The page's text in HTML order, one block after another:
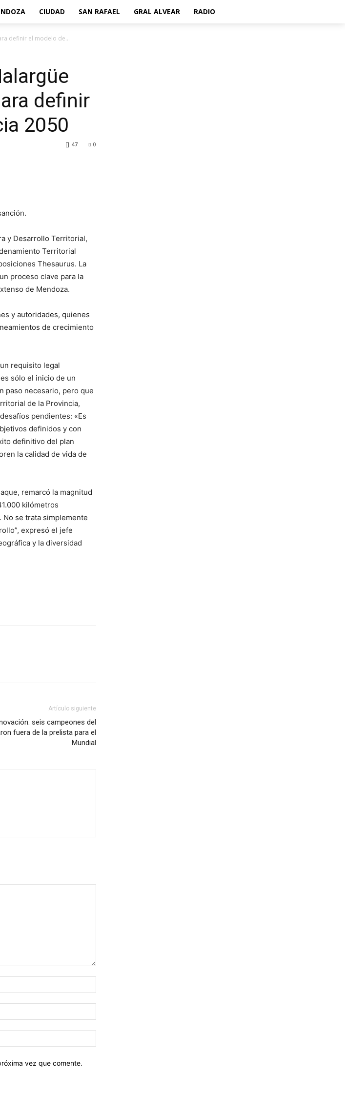
CIUDAD SAN RAFAEL GRAL ALVEAR RADIO
definir el modelo de...
definir
2050
0
47
y Desarrollo Territorial,
Territorial
Thesaurus. La
proceso clave para la
de Mendoza.
y autoridades, quienes
de crecimiento
requisito legal
sólo el inicio de un
paso necesario, pero que
de la Provincia,
pendientes: «Es
definidos y con
definitivo del plan
la calidad de vida de
remarcó la magnitud
kilómetros
No se trata simplemente
expresó el jefe
y la diversidad
Artículo siguiente
seis campeones del
fuera de la prelista para el
Mundial
vez que comente.